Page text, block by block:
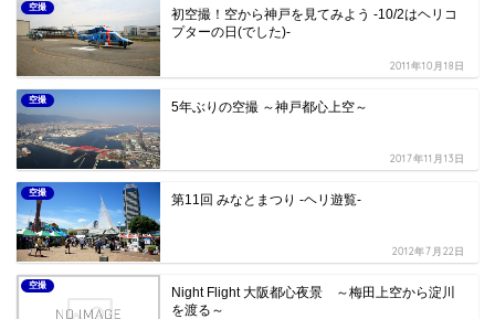
空撮
初空撮！空から神戸を見てみよう -10/2はヘリコ
プターの日(でした)-
2011年10月18日
空撮 5年ぶりの空撮 ～神戸都心上空～
2017年11月13日
空撮 第11回 みなとまつり -ヘリ遊覧-
2012年7月22日
空撮
Night Flight 大阪都心夜景 ～梅田上空から淀川
を渡る～